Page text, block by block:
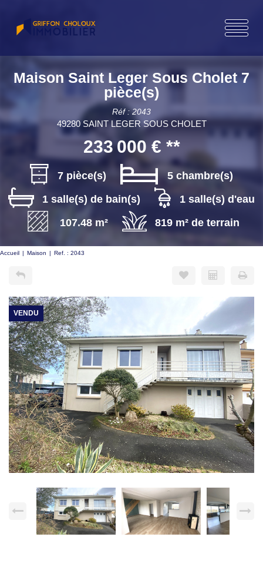
Maison Saint Leger Sous Cholet 7
pièce(s)
Réf : 2043
49280 SAINT LEGER SOUS CHOLET
233 000 € **
7 pièce(s)
5 chambre(s)
1 salle(s) de bain(s)
1 salle(s) d'eau
107.48 m²
819 m² de terrain
Accueil Maison Ref. : 2043
VENDU